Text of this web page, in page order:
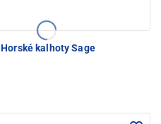
Horské kalhoty Sage